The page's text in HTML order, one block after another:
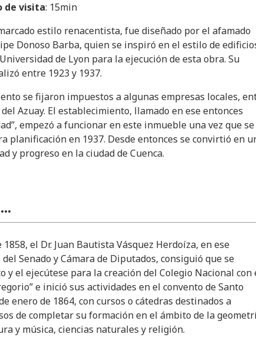
de visita: 15min
estilo renacentista, fue diseñado por el afamado
Donoso Barba, quien se inspiró en el estilo de
de Lyon para la ejecución de esta obra. Su
entre 1923 y 1937.
se fijaron impuestos a algunas empresas locales,
Azuay. El establecimiento, llamado en ese entonces
empezó a funcionar en este inmueble una vez que se
planificación en 1937. Desde entonces se convirtió en
y progreso en la ciudad de Cuenca.
1858, el Dr. Juan Bautista Vásquez Herdoíza, en ese
Senado y Cámara de Diputados, consiguió que se
y el ejecútese para la creación del Colegio Nacional con
e inició sus actividades en el convento de Santo
enero de 1864, con cursos o cátedras destinados a
de completar su formación en el ámbito de la
y música, ciencias naturales y religión.